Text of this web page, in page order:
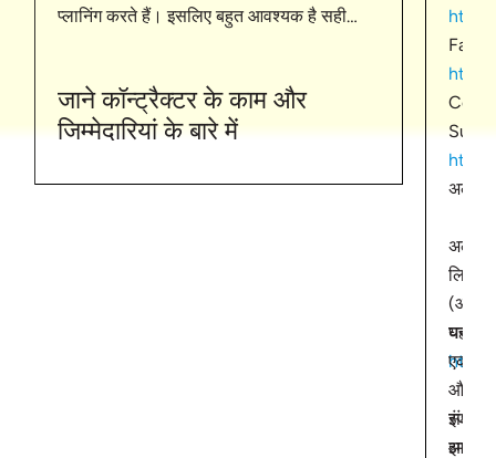
जाने कॉन्ट्रैक्टर के काम और
जिम्मेदारियां के बारे में
प्लानिंग करते हैं। इसलिए बहुत आवश्यक है सही
मेंhttps://bit.ly/3KdM9AM
संक्षेप
घर
यह
एक
और